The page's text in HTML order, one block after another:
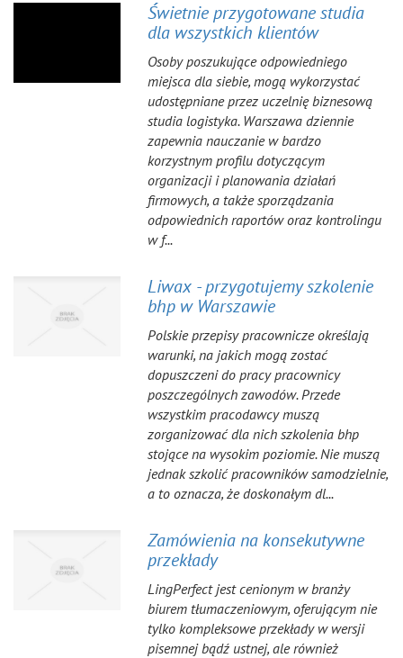
Świetnie przygotowane studia
dla wszystkich klientów
Osoby poszukujące odpowiedniego
miejsca dla siebie, mogą wykorzystać
udostępniane przez uczelnię biznesową
studia logistyka. Warszawa dziennie
zapewnia nauczanie w bardzo
korzystnym profilu dotyczącym
organizacji i planowania działań
firmowych, a także sporządzania
odpowiednich raportów oraz kontrolingu
w f...
Liwax - przygotujemy szkolenie
bhp w Warszawie
Polskie przepisy pracownicze określają
warunki, na jakich mogą zostać
dopuszczeni do pracy pracownicy
poszczególnych zawodów. Przede
wszystkim pracodawcy muszą
zorganizować dla nich szkolenia bhp
stojące na wysokim poziomie. Nie muszą
jednak szkolić pracowników samodzielnie,
a to oznacza, że doskonałym dl...
Zamówienia na konsekutywne
przekłady
LingPerfect jest cenionym w branży
biurem tłumaczeniowym, oferującym nie
tylko kompleksowe przekłady w wersji
pisemnej bądź ustnej, ale również